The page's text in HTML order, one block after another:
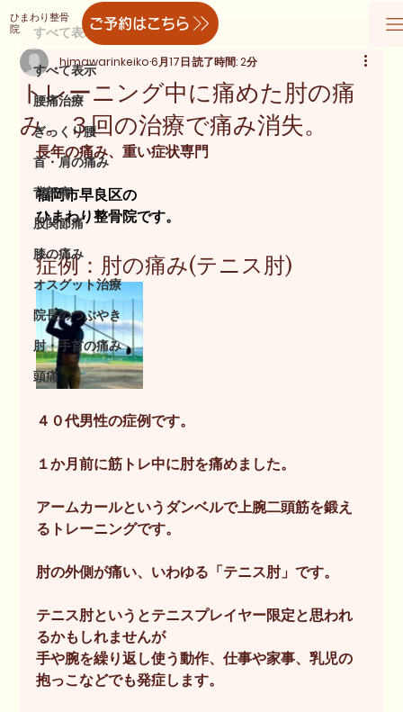
ひまわり整骨
院
ご予約はこちら
すべて表示
腰痛治療
ぎっくり腰
首・肩の痛み
背部痛
股関節痛
膝の痛み
オスグット治療
院長のつぶやき
肘・手首の痛み
頭痛
すべて表示
トレーニング中に痛めた肘の痛
み。３回の治療で痛み消失。
himawarinkeiko6月17日読了時間: 2分
長年の痛み、重い症状専門
福岡市早良区の
ひまわり整骨院です。
症例：肘の痛み(テニス肘)
４０代男性の症例です。
１か月前に筋トレ中に肘を痛めました。
アームカールというダンベルで上腕二頭筋を鍛え
るトレーニングです。
肘の外側が痛い、いわゆる「テニス肘」です。
テニス肘というとテニスプレイヤー限定と思われ
るかもしれませんが
手や腕を繰り返し使う動作、仕事や家事、乳児の
抱っこなどでも発症します。